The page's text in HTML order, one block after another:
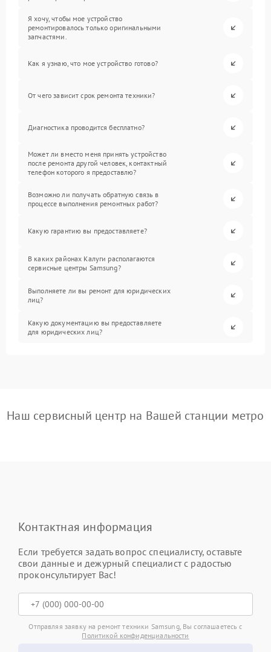
Я хочу, чтобы мое устройство
ремонтировалось только оригинальными
запчастями.
Как я узнаю, что мое устройство готово?
От чего зависит срок ремонта техники?
Диагностика проводится бесплатно?
Может ли вместо меня принять устройство
после ремонта другой человек, контактный
телефон которого я предоставлю?
Возможно ли получать обратную связь в
процессе выполнения ремонтных работ?
Какую гарантию вы предоставляете?
В каких районах Калуги располагаются
сервисные центры Samsung?
Выполняете ли вы ремонт для юридических
лиц?
Какую документацию вы предоставляете
для юридических лиц?
Наш сервисный центр на Вашей станции метро
Контактная информация
Если требуется задать вопрос специалисту, оставьте
свои данные и дежурный специалист с радостью
проконсультирует Вас!
Отправляя заявку на ремонт техники Samsung, Вы соглашаетесь с
Политикой конфиденциальности